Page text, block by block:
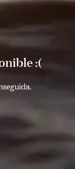
:(